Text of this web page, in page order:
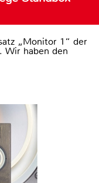
„Monitor 1“ der
Wir haben den